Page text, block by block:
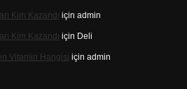
Kim Kazandı için admin
Kim Kazandı için Deli
Vitamin Hangisi için admin